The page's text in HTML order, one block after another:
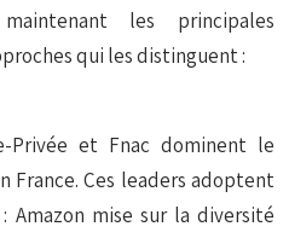
les principales
qui les distinguent :
Privée et Fnac dominent le
France. Ces leaders adoptent
Amazon mise sur la diversité